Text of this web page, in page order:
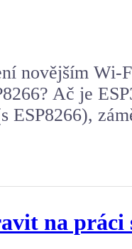
novějším Wi-
Ač je
ESP8266),
na práci